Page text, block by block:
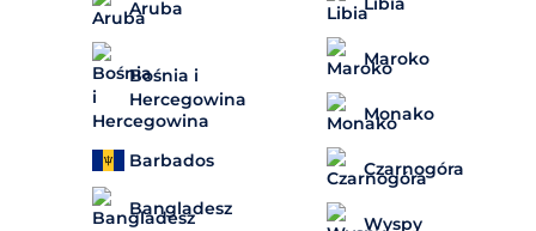
Aruba
Bośnia i
Hercegowina
Barbados
Bangladesz
Maroko
Monako
Czarnogóra
Wyspy